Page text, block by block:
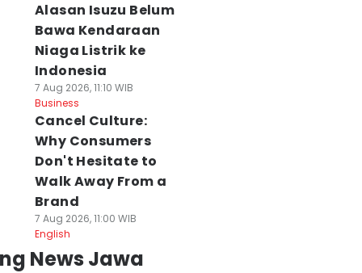
Alasan Isuzu Belum
Bawa Kendaraan
Niaga Listrik ke
Indonesia
7 Aug 2026, 11:10 WIB
Business
Cancel Culture:
Why Consumers
Don't Hesitate to
Walk Away From a
Brand
7 Aug 2026, 11:00 WIB
English
News Jawa